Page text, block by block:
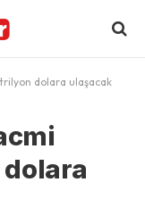
dolara ulaşacak
dolara